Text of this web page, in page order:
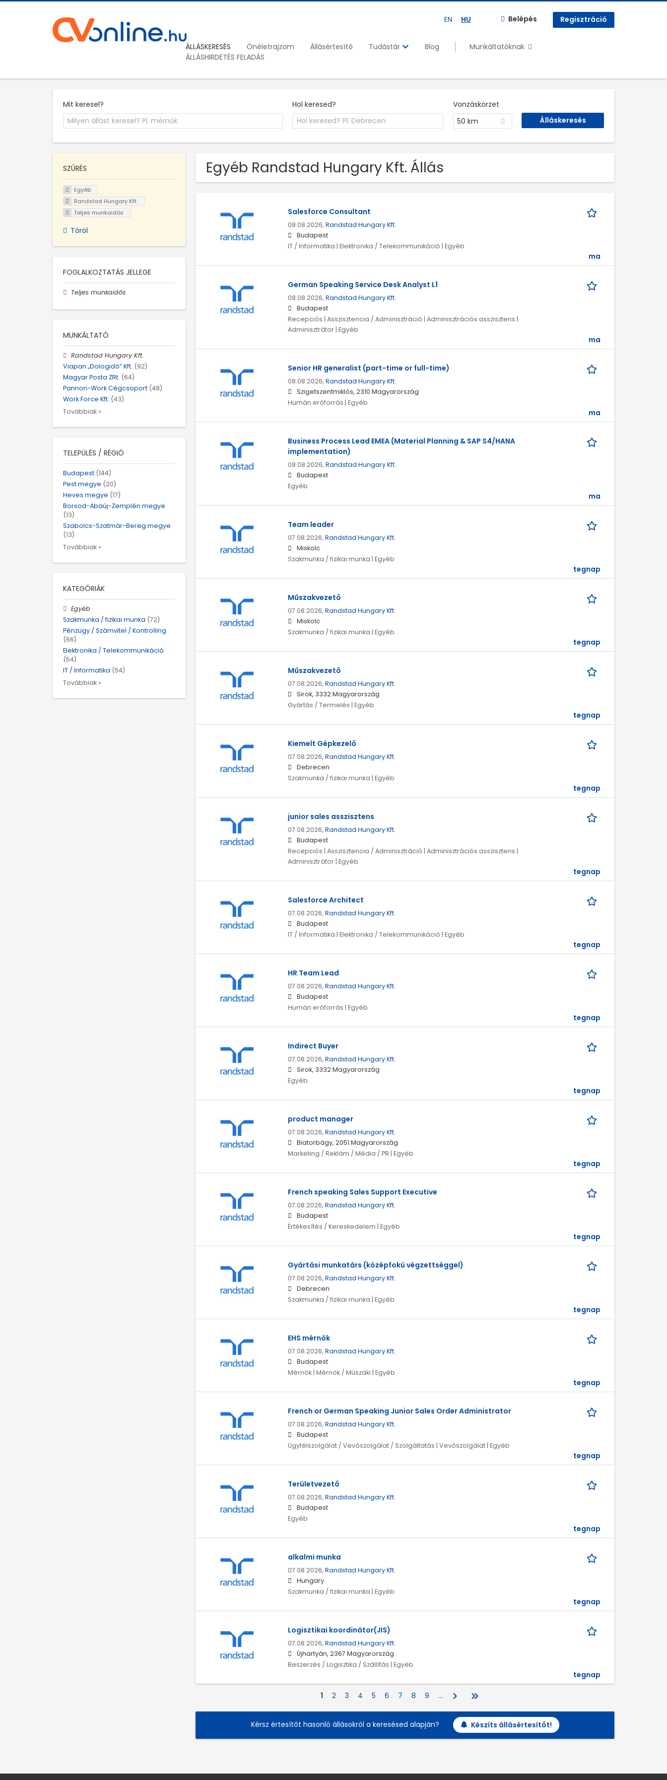
EN HU Belépés Regisztráció
ÁLLÁSKERESÉS Önéletrajzom Állásértesítő Tudástár Blog
Munkáltatóknak
ÁLLÁSHIRDETÉS FELADÁS
Mit keresel? Hol keresed?
Vonzáskörzet
50 km
Egyéb Randstad Hungary Kft. Állás
Salesforce Consultant
08.08.2026, Randstad Hungary Kft.
Budapest
IT / Informatika | Elektronika / Telekommunikáció | Egyéb
ma
German Speaking Service Desk Analyst L1
08.08.2026, Randstad Hungary Kft.
Budapest
Recepciós | Asszisztencia / Adminisztráció | Adminisztrációs asszisztens |
Adminisztrátor | Egyéb
ma
Senior HR generalist (part-time or full-time)
08.08.2026, Randstad Hungary Kft.
Szigetszentmiklós, 2310 Magyarország
Humán erőforrás | Egyéb
ma
Business Process Lead EMEA (Material Planning & SAP S4/HANA
implementation)
08.08.2026, Randstad Hungary Kft.
Budapest
Egyéb
ma
Team leader
07.08.2026, Randstad Hungary Kft.
Miskolc
Szakmunka / fizikai munka | Egyéb
tegnap
Műszakvezető
07.08.2026, Randstad Hungary Kft.
Miskolc
Szakmunka / fizikai munka | Egyéb
tegnap
Műszakvezető
07.08.2026, Randstad Hungary Kft.
Sirok, 3332 Magyarország
Gyártás / Termelés | Egyéb
tegnap
Kiemelt Gépkezelő
07.08.2026, Randstad Hungary Kft.
Debrecen
Szakmunka / fizikai munka | Egyéb
tegnap
junior sales asszisztens
07.08.2026, Randstad Hungary Kft.
Budapest
Recepciós | Asszisztencia / Adminisztráció | Adminisztrációs asszisztens |
Adminisztrátor | Egyéb
tegnap
Salesforce Architect
07.08.2026, Randstad Hungary Kft.
Budapest
IT / Informatika | Elektronika / Telekommunikáció | Egyéb
tegnap
HR Team Lead
07.08.2026, Randstad Hungary Kft.
Budapest
Humán erőforrás | Egyéb
tegnap
Indirect Buyer
07.08.2026, Randstad Hungary Kft.
Sirok, 3332 Magyarország
Egyéb
tegnap
product manager
07.08.2026, Randstad Hungary Kft.
Biatorbágy, 2051 Magyarország
Marketing / Reklám / Média / PR | Egyéb
tegnap
French speaking Sales Support Executive
07.08.2026, Randstad Hungary Kft.
Budapest
Értékesítés / Kereskedelem | Egyéb
tegnap
Gyártási munkatárs (középfokú végzettséggel)
07.08.2026, Randstad Hungary Kft.
Debrecen
Szakmunka / fizikai munka | Egyéb
tegnap
EHS mérnök
07.08.2026, Randstad Hungary Kft.
Budapest
Mérnök | Mérnök / Műszaki | Egyéb
tegnap
French or German Speaking Junior Sales Order Administrator
07.08.2026, Randstad Hungary Kft.
Budapest
Ügyfélszolgálat / Vevőszolgálat / Szolgáltatás | Vevőszolgálat | Egyéb
tegnap
Területvezető
07.08.2026, Randstad Hungary Kft.
Budapest
Egyéb
tegnap
alkalmi munka
07.08.2026, Randstad Hungary Kft.
Hungary
Szakmunka / fizikai munka | Egyéb
tegnap
Logisztikai koordinátor(JIS)
07.08.2026, Randstad Hungary Kft.
Újhartyán, 2367 Magyarország
Beszerzés / Logisztika / Szállítás | Egyéb
tegnap
1 2 3 4 5 6 7 8 9 …
Kérsz értesítőt hasonló állásokról a keresésed alapján? Készíts állásértesítőt!
SZŰRÉS
Egyéb
Randstad Hungary Kft.
Teljes munkaidős
Töröl
FOGLALKOZTATÁS JELLEGE
Teljes munkaidős
MUNKÁLTATÓ
Randstad Hungary Kft.
Viapan „Dologidő” Kft. (92)
Magyar Posta ZRt. (64)
Pannon-Work Cégcsoport (48)
Work Force Kft. (43)
Továbbiak »
TELEPÜLÉS / RÉGIÓ
Budapest (144)
Pest megye (20)
Heves megye (17)
Borsod-Abaúj-Zemplén megye
(13)
Szabolcs-Szatmár-Bereg megye
(13)
Továbbiak »
KATEGÓRIÁK
Egyéb
Szakmunka / fizikai munka (72)
Pénzügy / Számvitel / Kontrolling
(66)
Elektronika / Telekommunikáció
(54)
IT / Informatika (54)
Továbbiak »